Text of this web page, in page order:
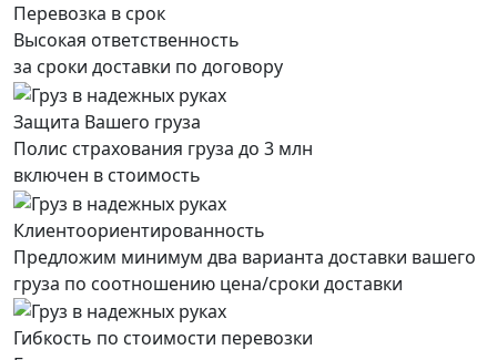
Перевозка в срок
Высокая ответственность
за сроки доставки по договору
Защита Вашего груза
Полис страхования груза до 3 млн
включен в стоимость
Клиентоориентированность
Предложим минимум два варианта доставки вашего
груза по соотношению цена/сроки доставки
Гибкость по стоимости перевозки